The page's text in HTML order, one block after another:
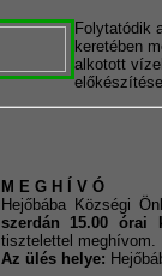
Folytatódik
keretében
alkotott
M E G H Í V Ó
Hejőbába Községi
szerdán 15.00 órai
tisztelettel meghívom.
Az ülés helye: